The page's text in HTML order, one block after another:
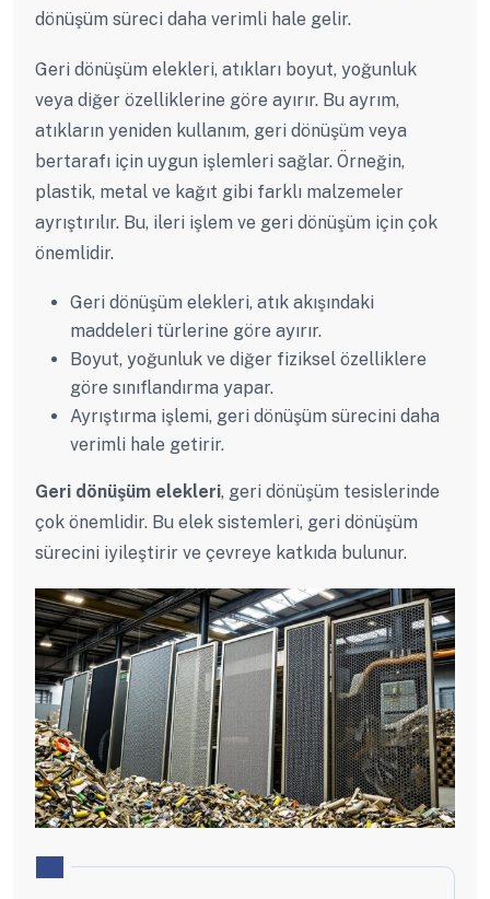
dönüşüm süreci daha verimli hale gelir.
Geri dönüşüm elekleri, atıkları boyut, yoğunluk
veya diğer özelliklerine göre ayırır. Bu ayrım,
atıkların yeniden kullanım, geri dönüşüm veya
bertarafı için uygun işlemleri sağlar. Örneğin,
plastik, metal ve kağıt gibi farklı malzemeler
ayrıştırılır. Bu, ileri işlem ve geri dönüşüm için çok
önemlidir.
Geri dönüşüm elekleri, atık akışındaki
maddeleri türlerine göre ayırır.
Boyut, yoğunluk ve diğer fiziksel özelliklere
göre sınıflandırma yapar.
Ayrıştırma işlemi, geri dönüşüm sürecini daha
verimli hale getirir.
Geri dönüşüm elekleri, geri dönüşüm tesislerinde
çok önemlidir. Bu elek sistemleri, geri dönüşüm
sürecini iyileştirir ve çevreye katkıda bulunur.